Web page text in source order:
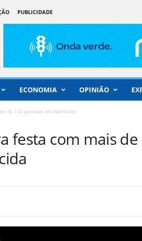
PUBLICIDADE
ECONOMIA OPINIÃO
de 100 pessoas em Aparecida
festa com mais de